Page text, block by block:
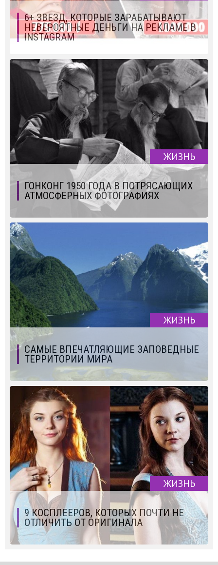
6+ ЗВЕЗД, КОТОРЫЕ ЗАРАБАТЫВАЮТ
НЕВЕРОЯТНЫЕ ДЕНЬГИ НА РЕКЛАМЕ В
INSTAGRAM
ЖИЗНЬ
ГОНКОНГ 1950 ГОДА В ПОТРЯСАЮЩИХ
АТМОСФЕРНЫХ ФОТОГРАФИЯХ
ЖИЗНЬ
САМЫЕ ВПЕЧАТЛЯЮЩИЕ ЗАПОВЕДНЫЕ
ТЕРРИТОРИИ МИРА
ЖИЗНЬ
9 КОСПЛЕЕРОВ, КОТОРЫХ ПОЧТИ НЕ
ОТЛИЧИТЬ ОТ ОРИГИНАЛА